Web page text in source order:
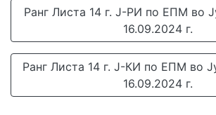
Ранг Листа 14 г. Ј-РИ по ЕПМ во
16.09.2024 г.
Ранг Листа 14 г. Ј-КИ по ЕПМ во
16.09.2024 г.